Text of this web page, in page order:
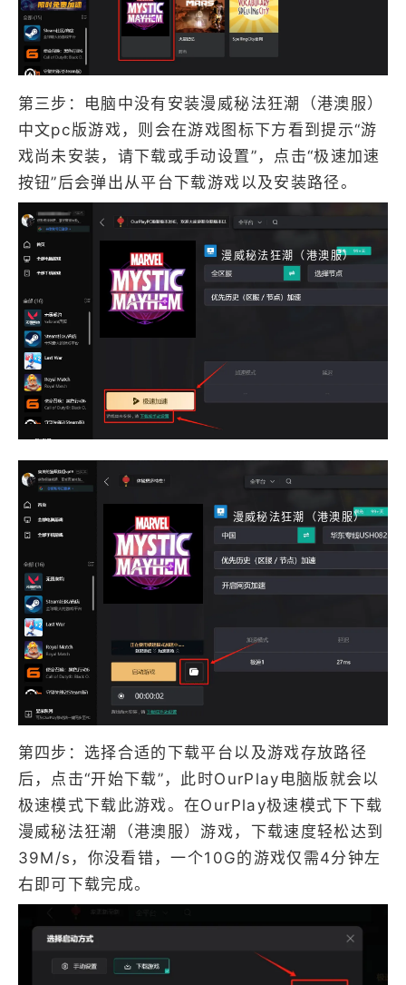
第三步：电脑中没有安装漫威秘法狂潮（港澳服）
中文pc版游戏，则会在游戏图标下方看到提示“游
戏尚未安装，请下载或手动设置”，点击“极速加速
按钮”后会弹出从平台下载游戏以及安装路径。
漫威秘法狂潮（港澳服）
漫威秘法狂潮（港澳服）
第四步：选择合适的下载平台以及游戏存放路径
后，点击“开始下载”，此时OurPlay电脑版就会以
极速模式下载此游戏。在OurPlay极速模式下下载
漫威秘法狂潮（港澳服）游戏，下载速度轻松达到
39M/s，你没看错，一个10G的游戏仅需4分钟左
右即可下载完成。